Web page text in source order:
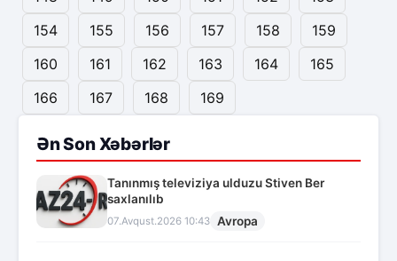
154
155 156 157 158
159
160
161 162 163 164
165
166
167 168 169
Ən Son Xəbərlər
Tanınmış televiziya ulduzu Stiven Ber
saxlanılıb
07.Avqust.2026 10:43 Avropa